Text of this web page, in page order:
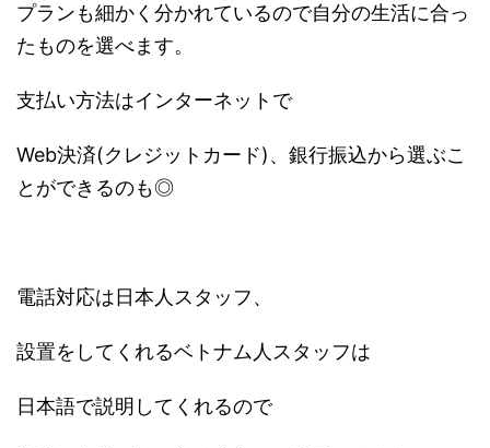
プランも細かく分かれているので自分の生活に合っ
たものを選べます。
支払い方法はインターネットで
Web決済(クレジットカード)、銀行振込から選ぶこ
とができるのも◎
電話対応は日本人スタッフ、
設置をしてくれるベトナム人スタッフは
日本語で説明してくれるので